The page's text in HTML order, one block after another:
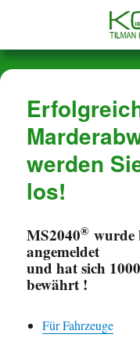
werden
los!
MS2040® wurde
angemeldet
und hat sich
bewährt !
Für Fahrzeuge